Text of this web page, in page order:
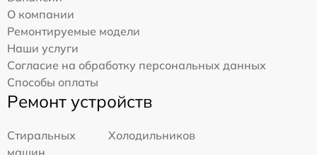
О компании
Ремонтируемые модели
Наши услуги
Согласие на обработку персональных данных
Способы оплаты
Ремонт устройств
Стиральных
машин
Холодильников